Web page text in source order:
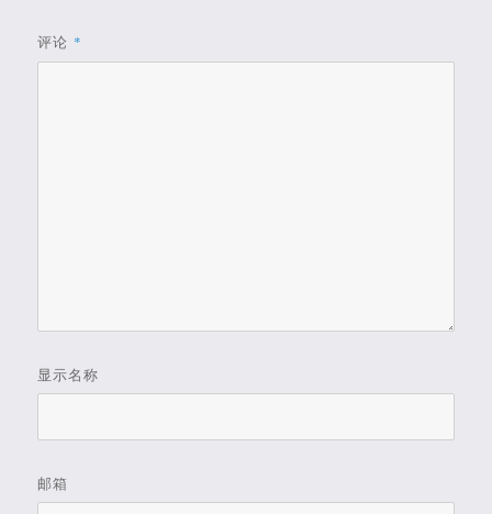
评论 *
显示名称
邮箱